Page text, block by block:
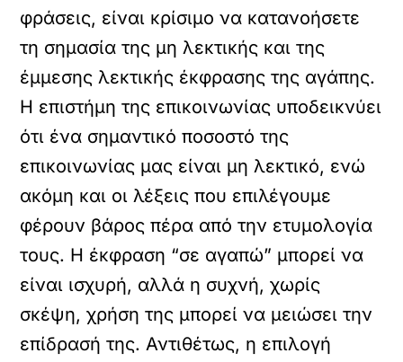
φράσεις, είναι κρίσιμο να κατανοήσετε
τη σημασία της μη λεκτικής και της
έμμεσης λεκτικής έκφρασης της αγάπης.
Η επιστήμη της επικοινωνίας υποδεικνύει
ότι ένα σημαντικό ποσοστό της
επικοινωνίας μας είναι μη λεκτικό, ενώ
ακόμη και οι λέξεις που επιλέγουμε
φέρουν βάρος πέρα από την ετυμολογία
τους. Η έκφραση “σε αγαπώ” μπορεί να
είναι ισχυρή, αλλά η συχνή, χωρίς
σκέψη, χρήση της μπορεί να μειώσει την
επίδρασή της. Αντιθέτως, η επιλογή